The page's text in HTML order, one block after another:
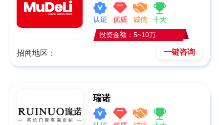
投资金额：5~10万
招商地区： 一键咨询
瑞诺